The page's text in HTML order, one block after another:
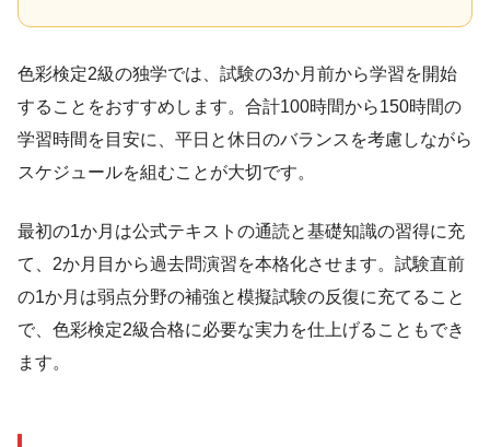
色彩検定2級の独学では、試験の3か月前から学習を開始
することをおすすめします。合計100時間から150時間の
学習時間を目安に、平日と休日のバランスを考慮しながら
スケジュールを組むことが大切です。
最初の1か月は公式テキストの通読と基礎知識の習得に充
て、2か月目から過去問演習を本格化させます。試験直前
の1か月は弱点分野の補強と模擬試験の反復に充てること
で、色彩検定2級合格に必要な実力を仕上げることもでき
ます。